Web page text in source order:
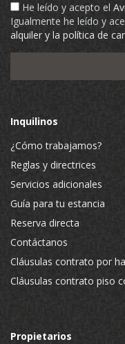
He leído y acepto el
Igualmente he leído y
alquiler y la política de
Inquilinos
¿Cómo trabajamos?
Reglas y directrices
Servicios adicionales
Guía para tu estancia
Reserva directa
Contáctanos
Cláusulas contrato por
Cláusulas contrato piso
Propietarios